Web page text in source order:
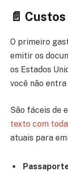
📄
O primeiro
emitir os
os Estados
você não entra
São fáceis de
texto com
atuais para